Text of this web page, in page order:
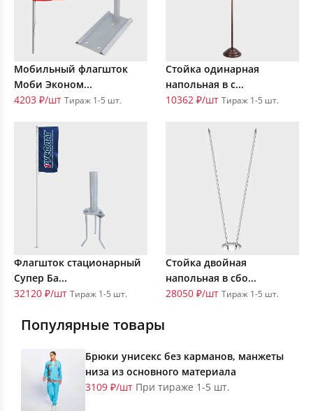
Мобильный флагшток
Моби Эконом...
4203 ₽/шт Тираж 1-5 шт.
Стойка одинарная
напольная в с...
10362 ₽/шт Тираж 1-5 шт.
Флагшток стационарный
Супер Ба...
32120 ₽/шт Тираж 1-5 шт.
Стойка двойная
напольная в сбо...
28050 ₽/шт Тираж 1-5 шт.
Популярные товары
Брюки унисекс без карманов, манжеты
низа из основного материала
3109 ₽/шт При тираже 1-5 шт.